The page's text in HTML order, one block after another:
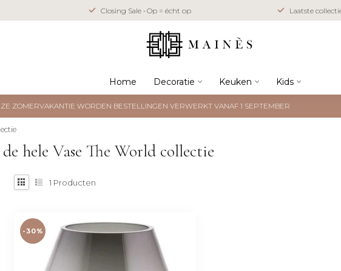
Closing Sale • Op = écht op Laatste
Home Decoratie Keuken Kids
ZOMERVAKANTIE WORDEN BESTELLINGEN VERWERKT VANAF 1 SEPTEMBER
hele Vase The World collectie
1 Producten
-30%